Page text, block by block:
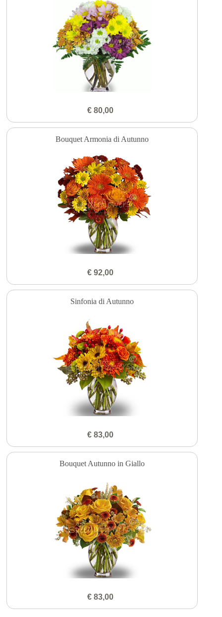
€ 80,00
Bouquet Armonia di Autunno
€ 92,00
Sinfonia di Autunno
€ 83,00
Bouquet Autunno in Giallo
€ 83,00